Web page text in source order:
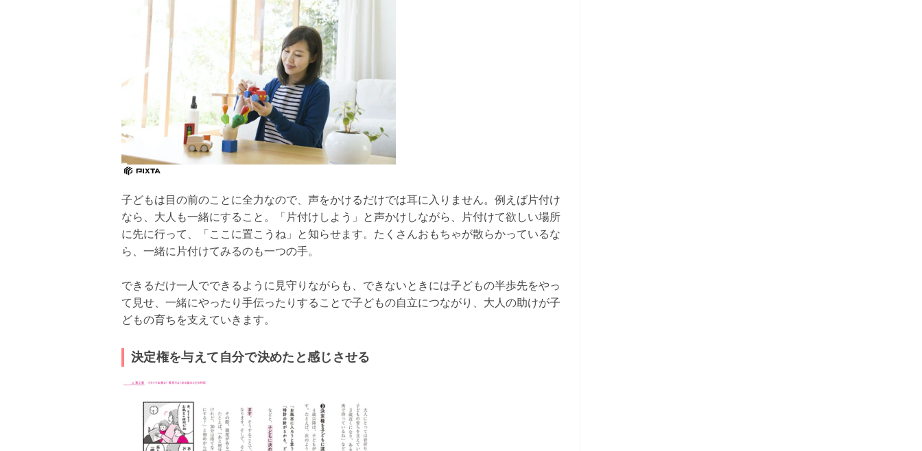
子どもは目の前のことに全力なので、声をかけるだけでは耳に入りません。例えば片付け
なら、大人も一緒にすること。「片付けしよう」と声かけしながら、片付けて欲しい場所
に先に行って、「ここに置こうね」と知らせます。たくさんおもちゃが散らかっているな
ら、一緒に片付けてみるのも一つの手。
できるだけ一人でできるように見守りながらも、できないときには子どもの半歩先をやっ
て見せ、一緒にやったり手伝ったりすることで子どもの自立につながり、大人の助けが子
どもの育ちを支えていきます。
決定権を与えて自分で決めたと感じさせる